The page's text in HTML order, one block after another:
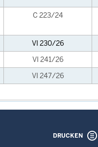
C 223/24
VI 230/26
VI 241/26
VI 247/26
DRUCKEN